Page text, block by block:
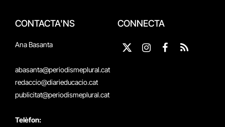
CONTACTA'NS
Ana Basanta
abasanta@periodismeplural.cat
redaccio@diarieducacio.cat
publicitat@periodismeplural.cat
Telèfon:
CONNECTA
X
InstagramFacebook
RSS